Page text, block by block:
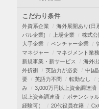
こだわり条件
外資系企業
海外展開あり(日
バル企業)
上場企業
株式
大手企業
ベンチャー企業
マネジャー
マネジメント業
新規事業・新サービス
海外
外折衝
英語力が必要
中国
要
英語力不問 転勤なし
み
3,000万円以上資金調達済
以上資金調達済
ポテンシャ
経験可）
20代役員在籍